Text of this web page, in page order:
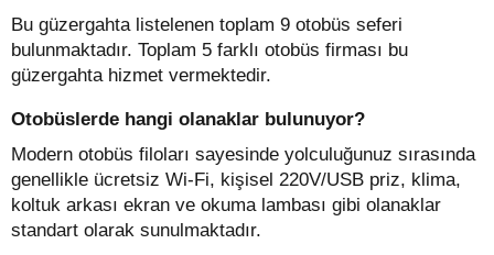
Bu güzergahta listelenen toplam 9 otobüs seferi
bulunmaktadır. Toplam 5 farklı otobüs firması bu
güzergahta hizmet vermektedir.
Otobüslerde hangi olanaklar bulunuyor?
Modern otobüs filoları sayesinde yolculuğunuz sırasında
genellikle ücretsiz Wi-Fi, kişisel 220V/USB priz, klima,
koltuk arkası ekran ve okuma lambası gibi olanaklar
standart olarak sunulmaktadır.